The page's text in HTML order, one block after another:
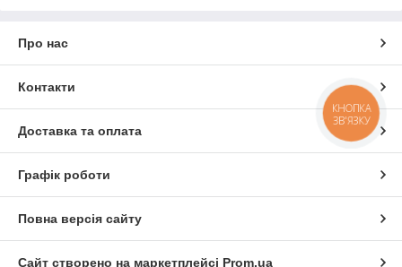
Про нас
Контакти
Доставка та оплата
Графік роботи
Повна версія сайту
Сайт створено на маркетплейсі Prom.ua
КНОПКА
ЗВ'ЯЗКУ